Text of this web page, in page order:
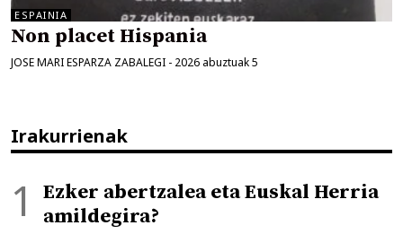
ESPAINIA
Non placet Hispania
JOSE MARI ESPARZA ZABALEGI - 2026 abuztuak 5
Irakurrienak
Ezker abertzalea eta Euskal Herria
amildegira?